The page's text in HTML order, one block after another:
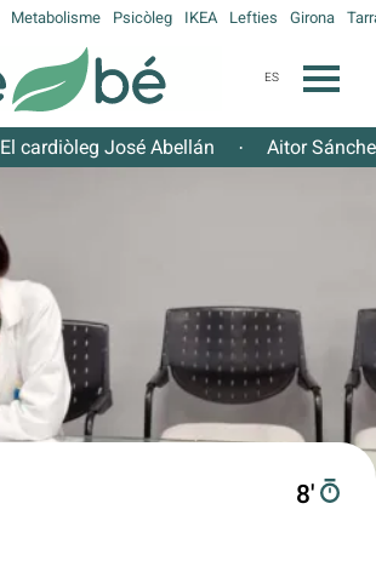
Metabolisme Psicòleg IKEA Lefties Girona
ES
El cardiòleg José Abellán · Aitor
8′